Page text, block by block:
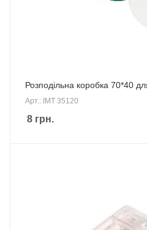
Розподільна коробка 70*40
Арт.: IMT 35120
8 грн.